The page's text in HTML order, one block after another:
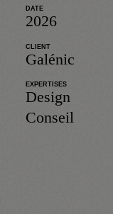
DATE
2026
CLIENT
Galénic
EXPERTISES
Design
Conseil